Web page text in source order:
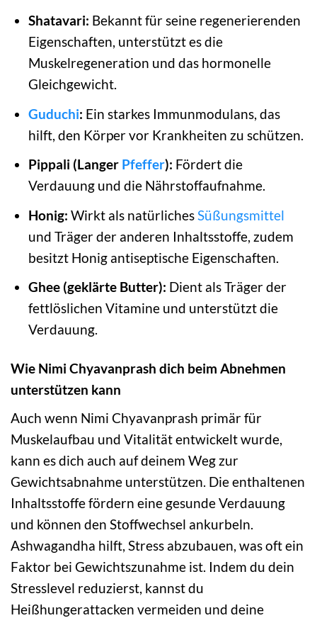
Shatavari: Bekannt für seine regenerierenden
Eigenschaften, unterstützt es die
Muskelregeneration und das hormonelle
Gleichgewicht.
Guduchi: Ein starkes Immunmodulans, das
hilft, den Körper vor Krankheiten zu schützen.
Pippali (Langer Pfeffer): Fördert die
Verdauung und die Nährstoffaufnahme.
Honig: Wirkt als natürlichesSüßungsmittel
und Träger der anderen Inhaltsstoffe, zudem
besitzt Honig antiseptische Eigenschaften.
Ghee (geklärte Butter): Dient als Träger der
fettlöslichen Vitamine und unterstützt die
Verdauung.
Wie Nimi Chyavanprash dich beim Abnehmen
unterstützen kann
Auch wenn Nimi Chyavanprash primär für
Muskelaufbau und Vitalität entwickelt wurde,
kann es dich auch auf deinem Weg zur
Gewichtsabnahme unterstützen. Die enthaltenen
Inhaltsstoffe fördern eine gesunde Verdauung
und können den Stoffwechsel ankurbeln.
Ashwagandha hilft, Stress abzubauen, was oft ein
Faktor bei Gewichtszunahme ist. Indem du dein
Stresslevel reduzierst, kannst du
Heißhungerattacken vermeiden und deine